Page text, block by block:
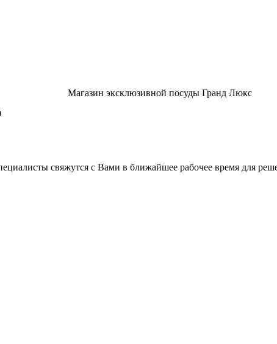
Магазин эксклюзивной посуды Гранд Люкс
свяжутся с Вами в ближайшее рабочее время для